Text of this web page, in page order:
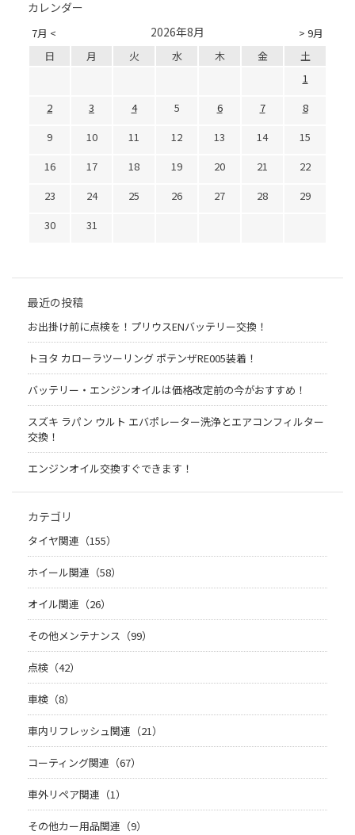
カレンダー
7月 < > 9月
2026年8月
日 月 火 水 木 金
土
1
2
3 4 5 6 7
8
9
10 11 12 13 14
15
16
17 18 19 20 21
22
23
24 25 26 27 28
29
30
31
最近の投稿
お出掛け前に点検を！プリウスENバッテリー交換！
トヨタ カローラツーリング ポテンザRE005装着！
バッテリー・エンジンオイルは価格改定前の今がおすすめ！
スズキ ラパン ウルト エバポレーター洗浄とエアコンフィルター
交換！
エンジンオイル交換すぐできます！
カテゴリ
タイヤ関連（155）
ホイール関連（58）
オイル関連（26）
その他メンテナンス（99）
点検（42）
車検（8）
車内リフレッシュ関連（21）
コーティング関連（67）
車外リペア関連（1）
その他カー用品関連（9）